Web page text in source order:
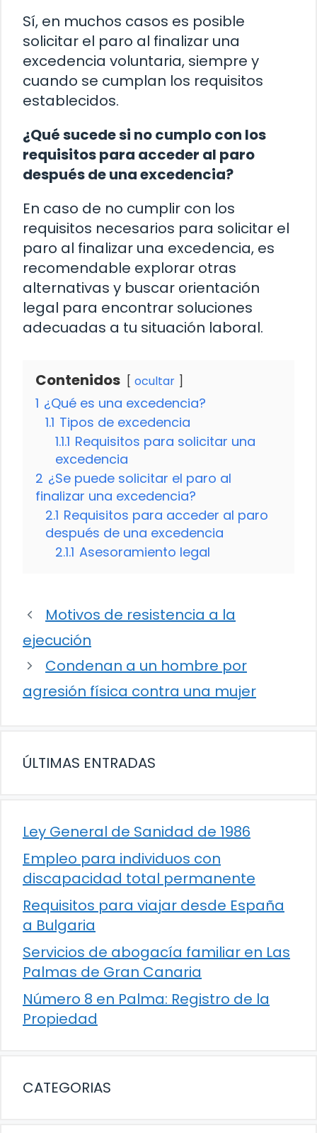
Sí, en muchos casos es posible
solicitar el paro al finalizar una
excedencia voluntaria, siempre y
cuando se cumplan los requisitos
establecidos.
¿Qué sucede si no cumplo con los
requisitos para acceder al paro
después de una excedencia?
En caso de no cumplir con los
requisitos necesarios para solicitar el
paro al finalizar una excedencia, es
recomendable explorar otras
alternativas y buscar orientación
legal para encontrar soluciones
adecuadas a tu situación laboral.
Contenidos ocultar
1 ¿Qué es una excedencia?
1.1 Tipos de excedencia
1.1.1 Requisitos para solicitar una
excedencia
2 ¿Se puede solicitar el paro al
finalizar una excedencia?
2.1 Requisitos para acceder al paro
después de una excedencia
2.1.1 Asesoramiento legal
Motivos de resistencia a la
ejecución
Condenan a un hombre por
agresión física contra una mujer
ÚLTIMAS ENTRADAS
Ley General de Sanidad de 1986
Empleo para individuos con
discapacidad total permanente
Requisitos para viajar desde España
a Bulgaria
Servicios de abogacía familiar en Las
Palmas de Gran Canaria
Número 8 en Palma: Registro de la
Propiedad
CATEGORIAS